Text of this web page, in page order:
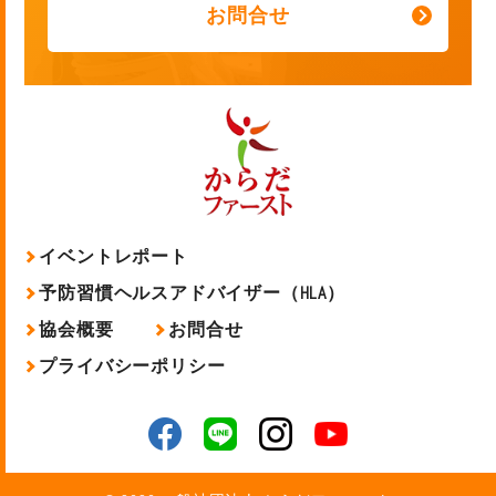
お問合せ
イベントレポート
予防習慣ヘルスアドバイザー（HLA）
協会概要
お問合せ
プライバシーポリシー